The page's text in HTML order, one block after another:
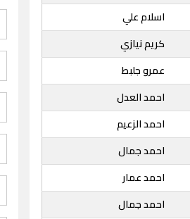
اسلام علي
كريم نيازي
عمرو جلبط
احمد العدل
احمد الزعيم
احمد جمال
احمد عمار
احمد جمال